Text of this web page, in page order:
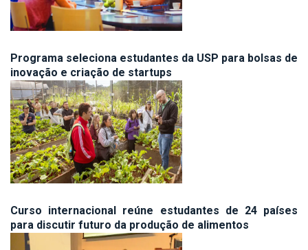
Programa seleciona estudantes da USP para bolsas de
inovação e criação de startups
Curso internacional reúne estudantes de 24 países
para discutir futuro da produção de alimentos